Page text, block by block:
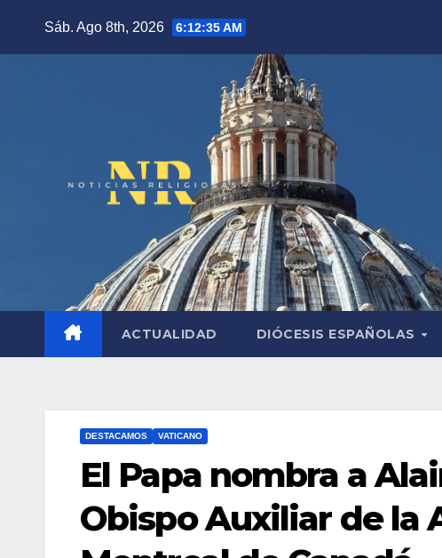
Sáb. Ago 8th, 2026 6:12:36 AM
ACTUALIDAD DIÓCESIS ESPAÑOLAS
DESTACAMOS VATICANO
El Papa nombra a
Obispo Auxiliar de la